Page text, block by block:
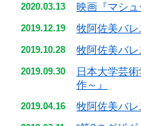
2020.03.13 映画『マシ
2019.12.19 牧阿佐美バ
2019.10.28 牧阿佐美バ
2019.09.30
日本大学芸
作～』
2019.04.16 牧阿佐美バレ